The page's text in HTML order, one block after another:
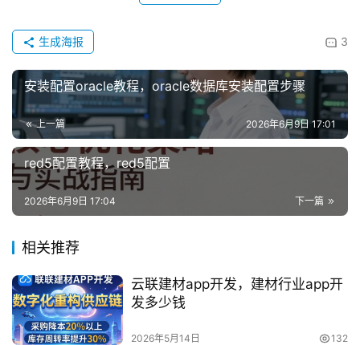
3
生成海报
安装配置oracle教程，oracle数据库安装配置步骤
上一篇 2026年6月9日 17:01
red5配置教程，red5配置
下一篇
2026年6月9日 17:04
相关推荐
云联建材app开发，建材行业app开
发多少钱
2026年5月14日 132